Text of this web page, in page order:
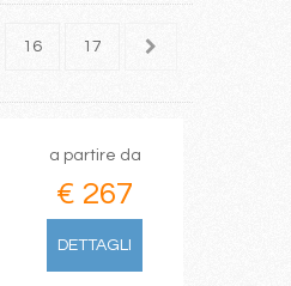
16 17 18
a partire da
€ 267
DETTAGLI